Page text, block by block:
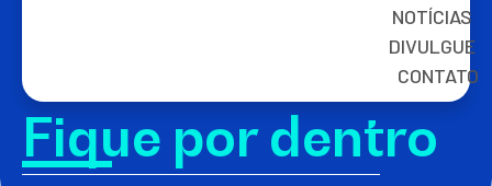
NOTÍCIAS
DIVULGUE
CONTATO
Fique por dentro